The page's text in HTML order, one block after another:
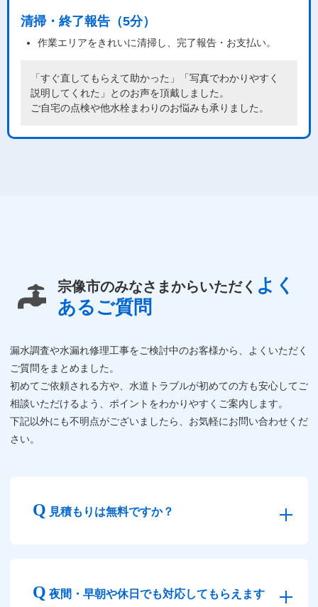
清掃・終了報告（5分）
作業エリアをきれいに清掃し、完了報告・お支払い。
「すぐ直してもらえて助かった」「写真でわかりやすく
説明してくれた」とのお声を頂戴しました。
ご自宅の点検や他水栓まわりのお悩みも承りました。
宗像市のみなさまからいただく よく
あるご質問
漏水調査や水漏れ修理工事をご検討中のお客様から、よくいただく
ご質問をまとめました。
初めてご依頼される方や、水道トラブルが初めての方も安心してご
相談いただけるよう、ポイントをわかりやすくご案内します。
下記以外にも不明点がございましたら、お気軽にお問い合わせくだ
さい。
見積もりは無料ですか？
夜間・早朝や休日でも対応してもらえます